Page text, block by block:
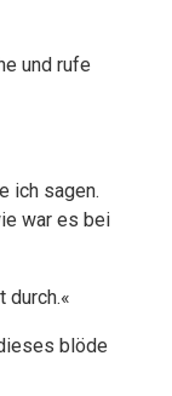
und rufe
ich sagen.
war es bei
durch.«
blöde